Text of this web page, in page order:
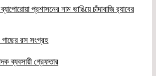
প্রশাসনের নাম ভাঙিয়ে চাঁদাবাজি র‌্যাবের
রস সংগ্রহ
ব্যবসায়ী গ্রেফতার